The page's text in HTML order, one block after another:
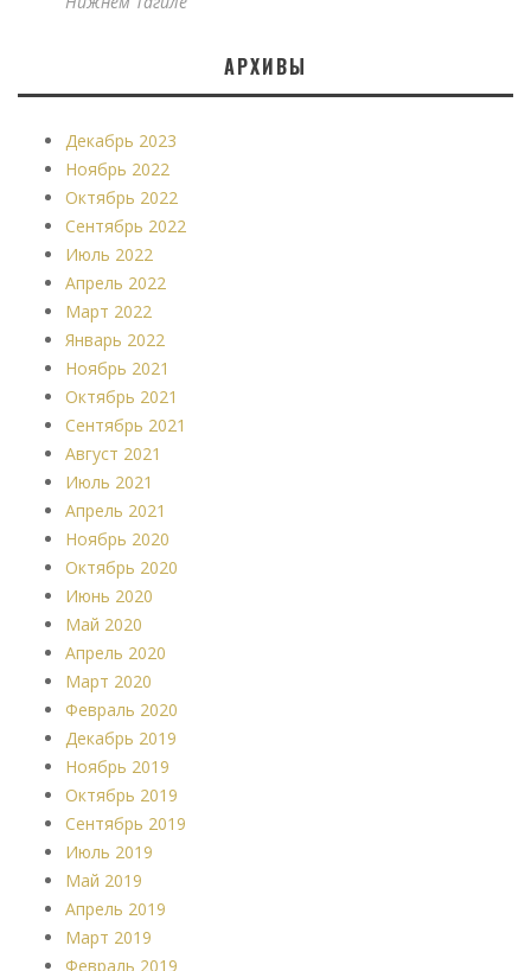
АРХИВЫ
Декабрь 2023
Ноябрь 2022
Октябрь 2022
Сентябрь 2022
Июль 2022
Апрель 2022
Март 2022
Январь 2022
Ноябрь 2021
Октябрь 2021
Сентябрь 2021
Август 2021
Июль 2021
Апрель 2021
Ноябрь 2020
Октябрь 2020
Июнь 2020
Май 2020
Апрель 2020
Март 2020
Февраль 2020
Декабрь 2019
Ноябрь 2019
Октябрь 2019
Сентябрь 2019
Июль 2019
Май 2019
Апрель 2019
Март 2019
Февраль 2019